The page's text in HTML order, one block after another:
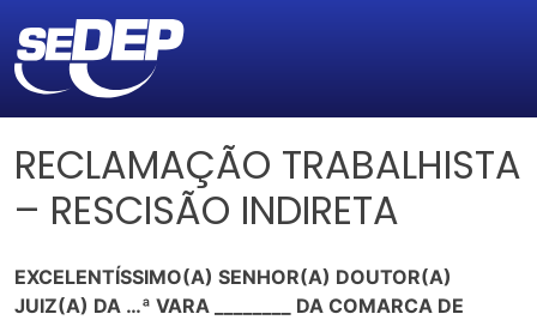
RECLAMAÇÃO TRABALHISTA
– RESCISÃO INDIRETA
EXCELENTÍSSIMO(A) SENHOR(A) DOUTOR(A)
JUIZ(A) DA …ª VARA ________ DA COMARCA DE